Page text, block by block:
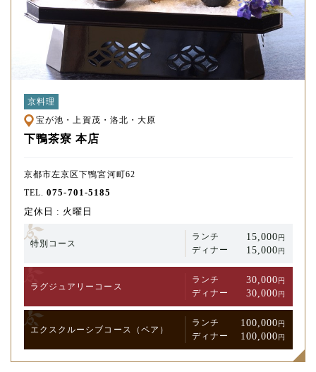
京料理
宝が池・上賀茂・洛北・大原
下鴨茶寮 本店
京都市左京区下鴨宮河町62
TEL.075-701-5185
定休日 : 火曜日
特別コース
ランチ 15,000円
ディナー 15,000円
ラグジュアリー コース
ランチ 30,000円
ディナー 30,000円
エクスクルーシブコース （ペア）
ランチ 100,000円
ディナー 100,000円